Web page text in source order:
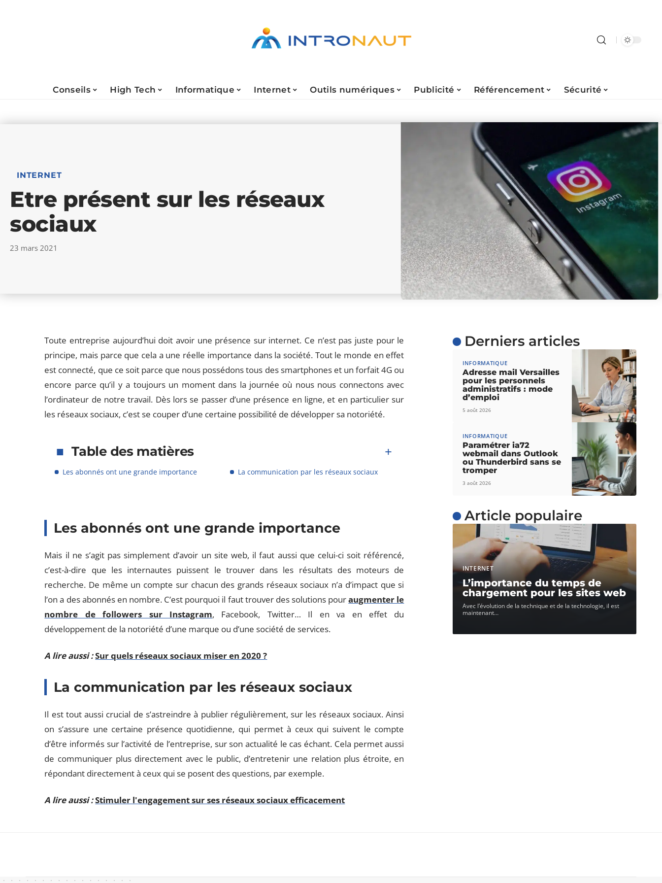
Conseils High Tech Informatique Internet Outils numériques Publicité Référencement Sécurité
INTERNET
Etre présent sur les réseaux
sociaux
23 mars 2021
Toute entreprise aujourd’hui doit avoir une présence sur internet. Ce n’est pas juste pour le
principe, mais parce que cela a une réelle importance dans la société. Tout le monde en effet
est connecté, que ce soit parce que nous possédons tous des smartphones et un forfait 4G ou
encore parce qu’il y a toujours un moment dans la journée où nous nous connectons avec
l’ordinateur de notre travail. Dès lors se passer d’une présence en ligne, et en particulier sur
les réseaux sociaux, c’est se couper d’une certaine possibilité de développer sa notoriété.
Table des matières
Les abonnés ont une grande importance La communication par les réseaux sociaux
Les abonnés ont une grande importance
Mais il ne s’agit pas simplement d’avoir un site web, il faut aussi que celui-ci soit référencé,
c’est-à-dire que les internautes puissent le trouver dans les résultats des moteurs de
recherche. De même un compte sur chacun des grands réseaux sociaux n’a d’impact que si
l’on a des abonnés en nombre. C’est pourquoi il faut trouver des solutions pouraugmenter le
nombre de followers sur Instagram, Facebook, Twitter… Il en va en effet du
développement de la notoriété d’une marque ou d’une société de services.
A lire aussi :Sur quels réseaux sociaux miser en 2020 ?
La communication par les réseaux sociaux
Il est tout aussi crucial de s’astreindre à publier régulièrement, sur les réseaux sociaux. Ainsi
on s’assure une certaine présence quotidienne, qui permet à ceux qui suivent le compte
d’être informés sur l’activité de l’entreprise, sur son actualité le cas échant. Cela permet aussi
de communiquer plus directement avec le public, d’entretenir une relation plus étroite, en
répondant directement à ceux qui se posent des questions, par exemple.
A lire aussi :Stimuler l'engagement sur ses réseaux sociaux efficacement
Derniers articles
INFORMATIQUE
Adresse mail Versailles
pour les personnels
administratifs : mode
d’emploi
5 août 2026
INFORMATIQUE
Paramétrer ia72
webmail dans Outlook
ou Thunderbird sans se
tromper
3 août 2026
Article populaire
INTERNET
L’importance du temps de
chargement pour les sites web
Avec l’évolution de la technique et de la technologie, il est
maintenant…